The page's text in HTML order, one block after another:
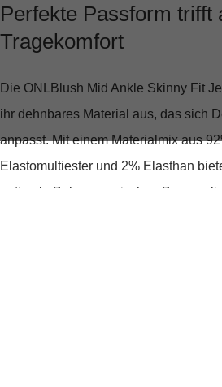
Perfekte Passform trifft
Tragekomfort
Die ONLBlush Mid Ankle Skinny Fit
ihr dehnbares Material aus, das sich
anpasst. Mit einem Materialmix aus
Elastomultiester und 2% Elasthan
optimale Balance zwischen